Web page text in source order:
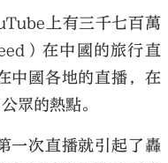
上有三千七百萬
）在中國的旅行直
中國各地的直播，在
眾的熱點。
一次直播就引起了轟